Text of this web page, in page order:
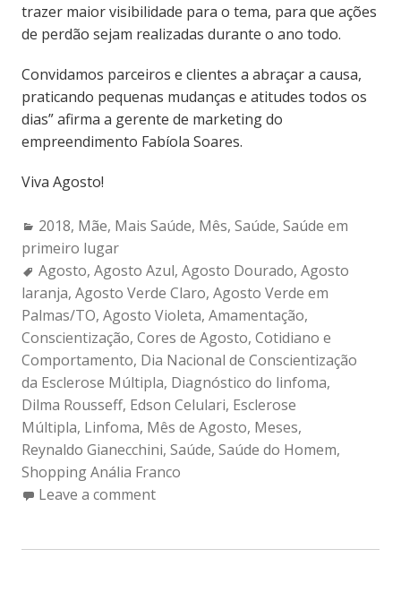
trazer maior visibilidade para o tema, para que ações
de perdão sejam realizadas durante o ano todo.
Convidamos parceiros e clientes a abraçar a causa,
praticando pequenas mudanças e atitudes todos os
dias” afirma a gerente de marketing do
empreendimento Fabíola Soares.
Viva Agosto!
Categories:
2018, Mãe, Mais Saúde, Mês, Saúde, Saúde em
primeiro lugar
Tags:
Agosto, Agosto Azul, Agosto Dourado, Agosto
laranja, Agosto Verde Claro, Agosto Verde em
Palmas/TO, Agosto Violeta, Amamentação,
Conscientização, Cores de Agosto, Cotidiano e
Comportamento, Dia Nacional de Conscientização
da Esclerose Múltipla, Diagnóstico do linfoma,
Dilma Rousseff, Edson Celulari, Esclerose
Múltipla, Linfoma, Mês de Agosto, Meses,
Reynaldo Gianecchini, Saúde, Saúde do Homem,
Shopping Anália Franco
Leave a comment